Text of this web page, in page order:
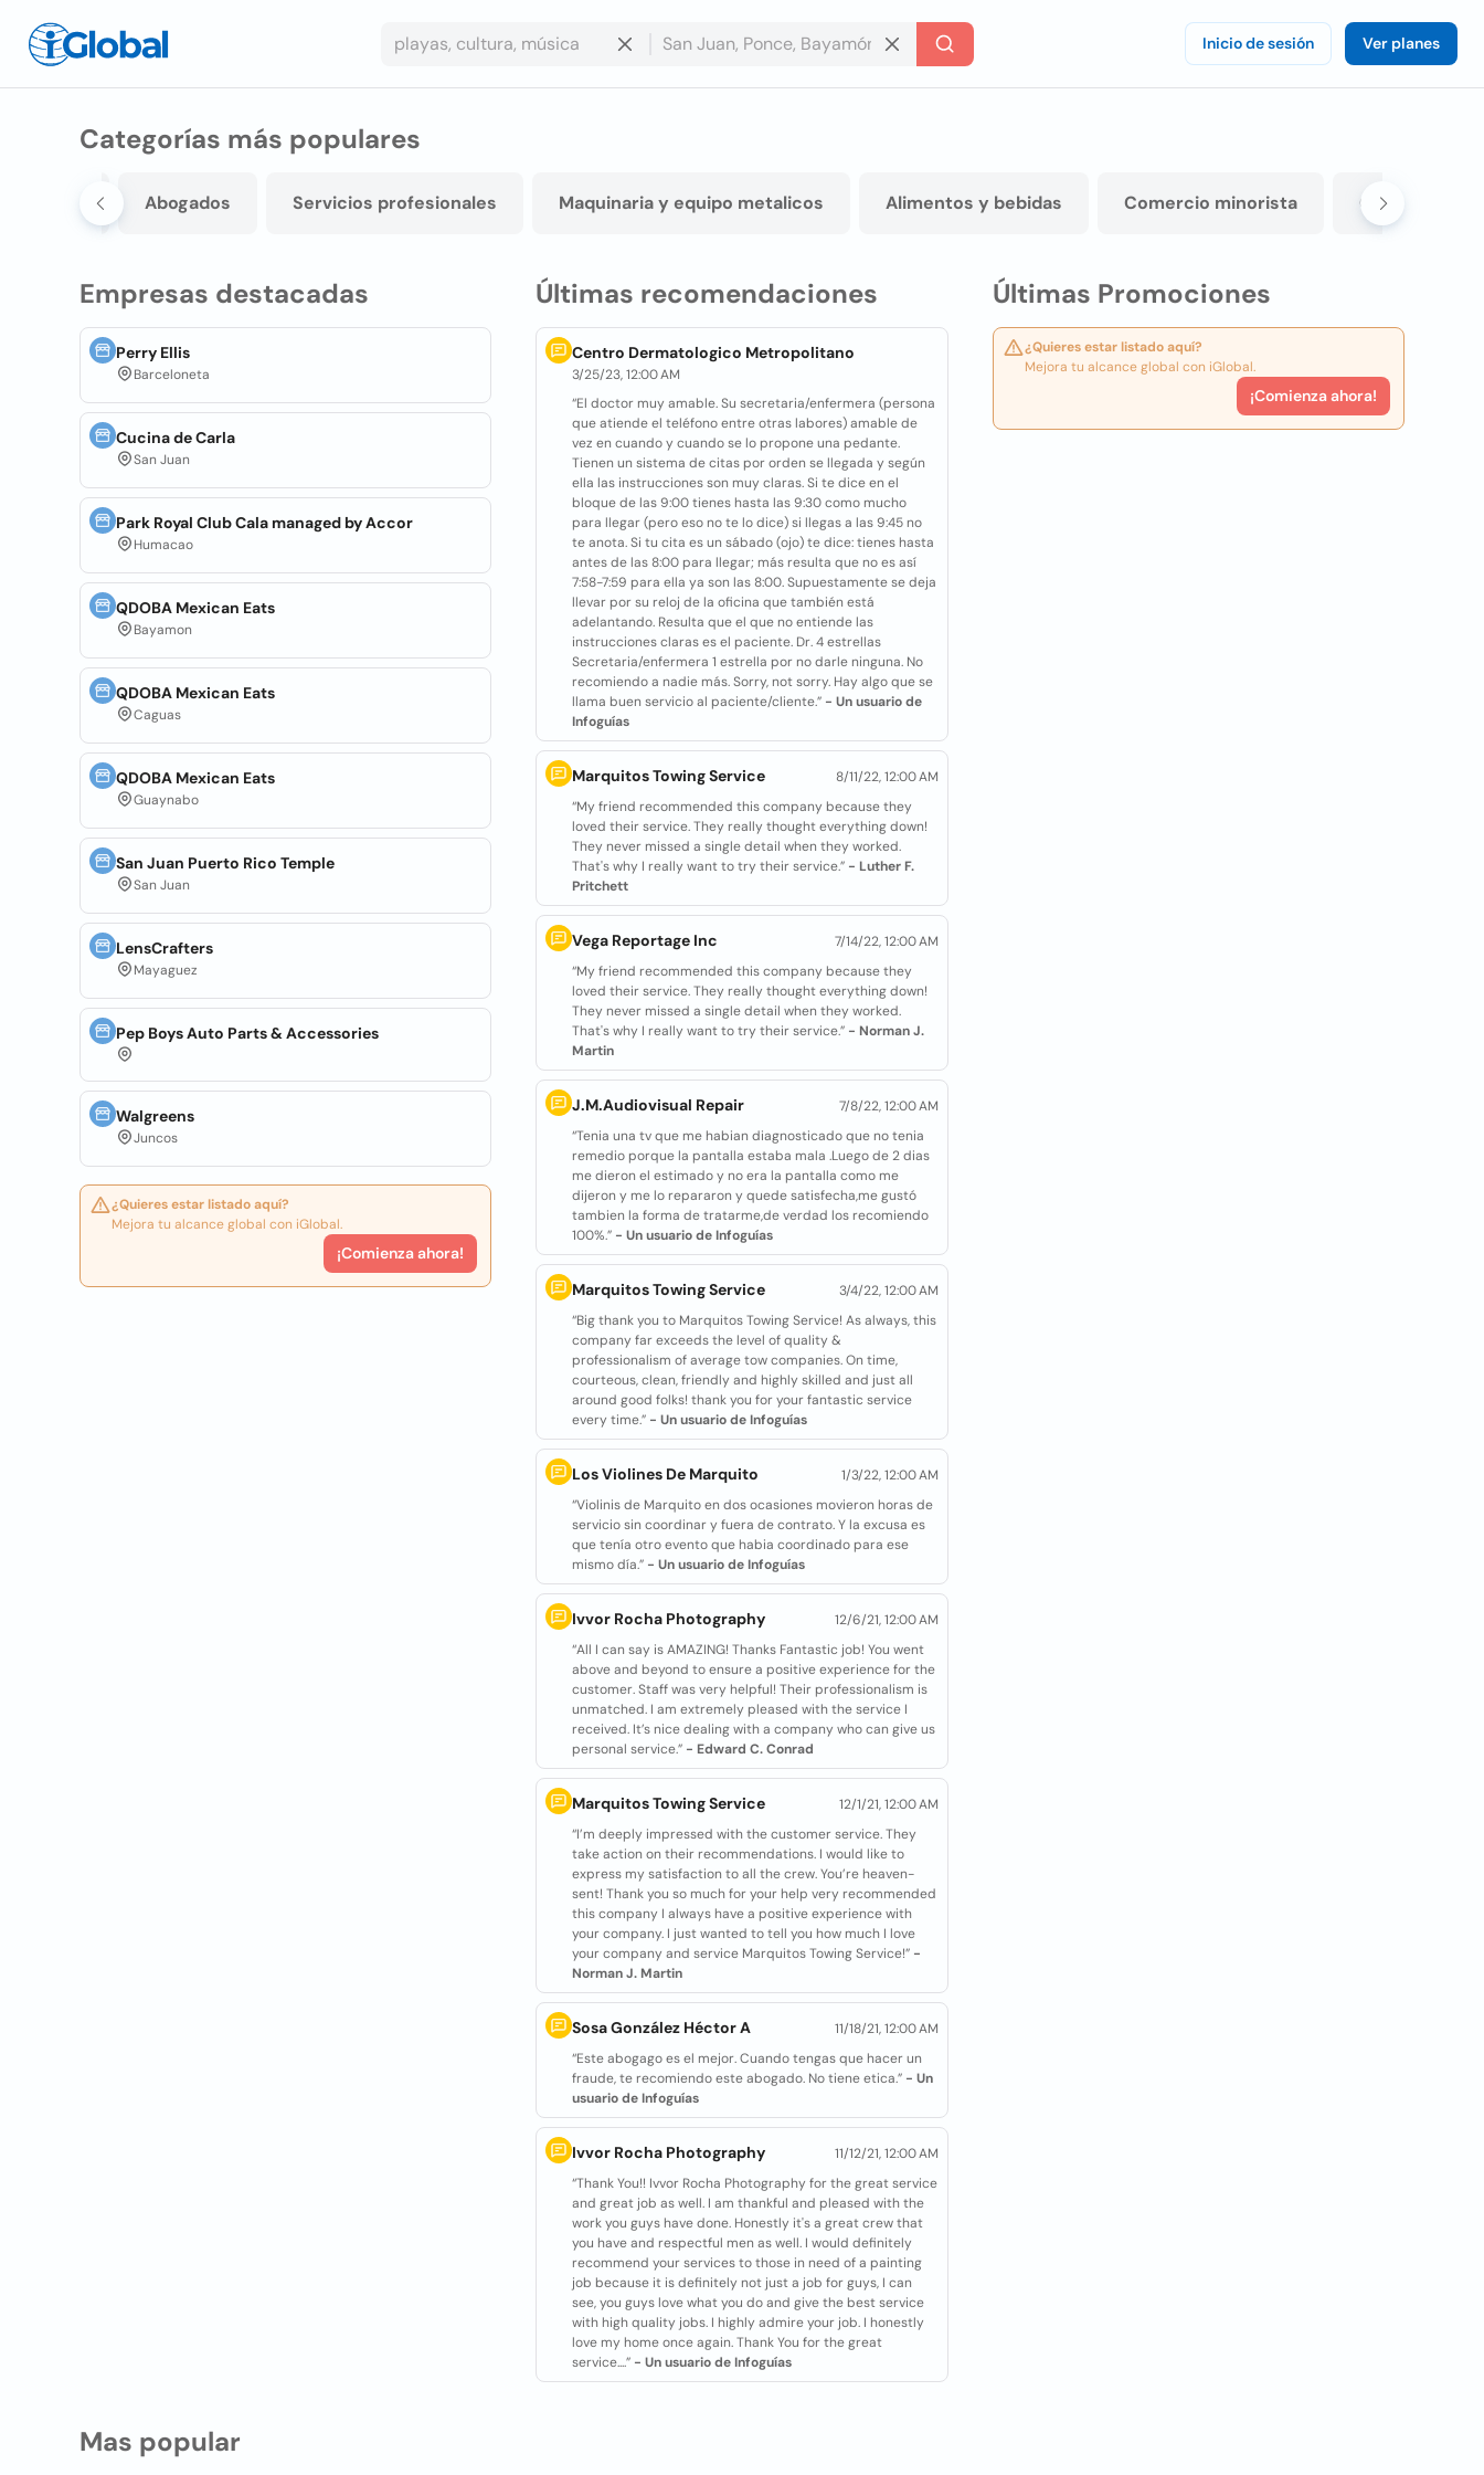
Inicio de sesión Ver planes
Categorías más populares
Abogados Servicios profesionales Maquinaria y equipo metalicos Alimentos y bebidas Comercio minorista Construccion
Empresas destacadas
Perry Ellis
Barceloneta
Cucina de Carla
San Juan
Park Royal Club Cala managed by Accor
Humacao
QDOBA Mexican Eats
Bayamon
QDOBA Mexican Eats
Caguas
QDOBA Mexican Eats
Guaynabo
San Juan Puerto Rico Temple
San Juan
LensCrafters
Mayaguez
Pep Boys Auto Parts & Accessories
Walgreens
Juncos
¿Quieres estar listado aquí?
Mejora tu alcance global con iGlobal.
¡Comienza ahora!
Últimas recomendaciones
Centro Dermatologico Metropolitano
3/25/23, 12:00 AM
“El doctor muy amable. Su secretaria/enfermera (persona
que atiende el teléfono entre otras labores) amable de
vez en cuando y cuando se lo propone una pedante.
Tienen un sistema de citas por orden se llegada y según
ella las instrucciones son muy claras. Si te dice en el
bloque de las 9:00 tienes hasta las 9:30 como mucho
para llegar (pero eso no te lo dice) si llegas a las 9:45 no
te anota. Si tu cita es un sábado (ojo) te dice: tienes hasta
antes de las 8:00 para llegar; más resulta que no es así
7:58-7:59 para ella ya son las 8:00. Supuestamente se deja
llevar por su reloj de la oficina que también está
adelantando. Resulta que el que no entiende las
instrucciones claras es el paciente. Dr. 4 estrellas
Secretaria/enfermera 1 estrella por no darle ninguna. No
recomiendo a nadie más. Sorry, not sorry. Hay algo que se
llama buen servicio al paciente/cliente.” - Un usuario de
Infoguías
Marquitos Towing Service
8/11/22, 12:00 AM
“My friend recommended this company because they
loved their service. They really thought everything down!
They never missed a single detail when they worked.
That's why I really want to try their service.” - Luther F.
Pritchett
Vega Reportage Inc
7/14/22, 12:00 AM
“My friend recommended this company because they
loved their service. They really thought everything down!
They never missed a single detail when they worked.
That's why I really want to try their service.” - Norman J.
Martin
J.M.Audiovisual Repair
7/8/22, 12:00 AM
“Tenia una tv que me habian diagnosticado que no tenia
remedio porque la pantalla estaba mala .Luego de 2 dias
me dieron el estimado y no era la pantalla como me
dijeron y me lo repararon y quede satisfecha,me gustó
tambien la forma de tratarme,de verdad los recomiendo
100%.” - Un usuario de Infoguías
Marquitos Towing Service
3/4/22, 12:00 AM
“Big thank you to Marquitos Towing Service! As always, this
company far exceeds the level of quality &
professionalism of average tow companies. On time,
courteous, clean, friendly and highly skilled and just all
around good folks! thank you for your fantastic service
every time.” - Un usuario de Infoguías
Los Violines De Marquito
1/3/22, 12:00 AM
“Violinis de Marquito en dos ocasiones movieron horas de
servicio sin coordinar y fuera de contrato. Y la excusa es
que tenía otro evento que habia coordinado para ese
mismo día.” - Un usuario de Infoguías
Ivvor Rocha Photography
12/6/21, 12:00 AM
“All I can say is AMAZING! Thanks Fantastic job! You went
above and beyond to ensure a positive experience for the
customer. Staff was very helpful! Their professionalism is
unmatched. I am extremely pleased with the service I
received. It’s nice dealing with a company who can give us
personal service.” - Edward C. Conrad
Marquitos Towing Service
12/1/21, 12:00 AM
“I’m deeply impressed with the customer service. They
take action on their recommendations. I would like to
express my satisfaction to all the crew. You’re heaven-
sent! Thank you so much for your help very recommended
this company I always have a positive experience with
your company. I just wanted to tell you how much I love
your company and service Marquitos Towing Service!” -
Norman J. Martin
Sosa González Héctor A
11/18/21, 12:00 AM
“Este abogago es el mejor. Cuando tengas que hacer un
fraude, te recomiendo este abogado. No tiene etica.” - Un
usuario de Infoguías
Ivvor Rocha Photography
11/12/21, 12:00 AM
“Thank You!! Ivvor Rocha Photography for the great service
and great job as well. I am thankful and pleased with the
work you guys have done. Honestly it's a great crew that
you have and respectful men as well. I would definitely
recommend your services to those in need of a painting
job because it is definitely not just a job for guys, I can
see, you guys love what you do and give the best service
with high quality jobs. I highly admire your job. I honestly
love my home once again. Thank You for the great
service....” - Un usuario de Infoguías
Últimas Promociones
¿Quieres estar listado aquí?
Mejora tu alcance global con iGlobal.
¡Comienza ahora!
Mas popular